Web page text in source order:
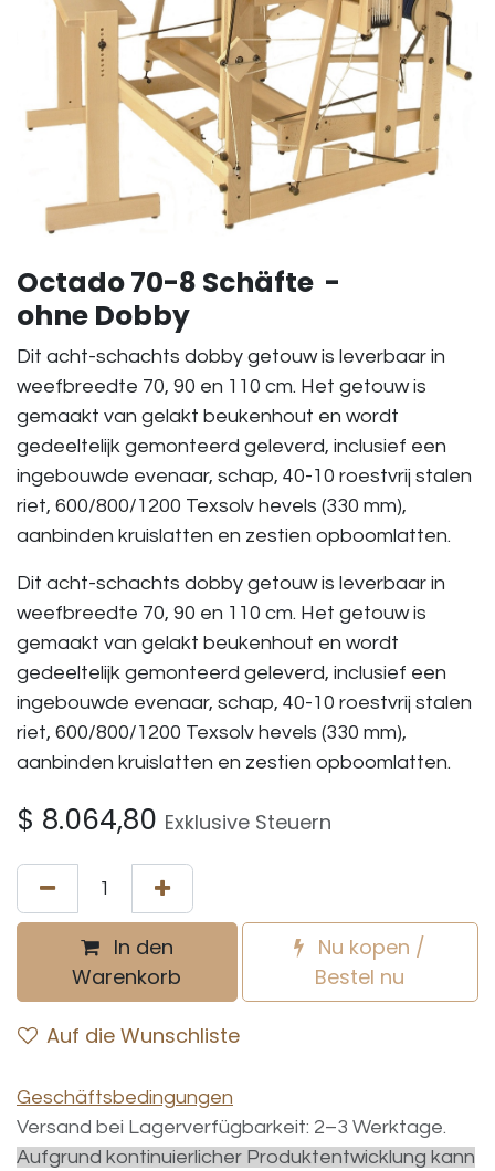
Octado 70-8 Schäfte -
ohne Dobby
Dit acht-schachts dobby getouw is leverbaar in
weefbreedte 70, 90 en 110 cm. Het getouw is
gemaakt van gelakt beukenhout en wordt
gedeeltelijk gemonteerd geleverd, inclusief een
ingebouwde evenaar, schap, 40-10 roestvrij stalen
riet, 600/800/1200 Texsolv hevels (330 mm),
aanbinden kruislatten en zestien opboomlatten.
Dit acht-schachts dobby getouw is leverbaar in
weefbreedte 70, 90 en 110 cm. Het getouw is
gemaakt van gelakt beukenhout en wordt
gedeeltelijk gemonteerd geleverd, inclusief een
ingebouwde evenaar, schap, 40-10 roestvrij stalen
riet, 600/800/1200 Texsolv hevels (330 mm),
aanbinden kruislatten en zestien opboomlatten.
$ 8.064,80 Exklusive Steuern
In den
Warenkorb
Nu kopen /
Bestel nu
Auf die Wunschliste
Geschäftsbedingungen
Versand bei Lagerverfügbarkeit: 2–3 Werktage.
Aufgrund kontinuierlicher Produktentwicklung kann